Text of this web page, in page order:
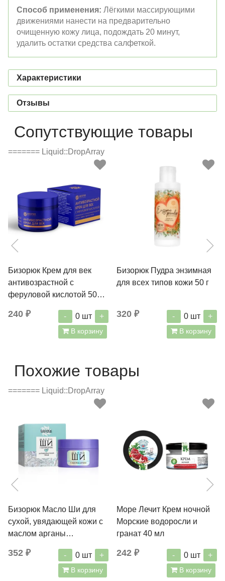
Способ применения: Лёгкими массирующими
движениями нанести на предварительно
очищенную кожу лица, подождать 20 минут,
удалить остатки средства салфеткой.
Характеристики
Отзывы
Сопутствующие товары
======= Liquid::DropArray
Бизорюк Крем для век
антивозрастной с
феруловой кислотой 50
240 ₽ - 0 шт +
В корзину
Бизорюк Пудра энзимная
для всех типов кожи 50 г
320 ₽ - 0 шт +
В корзину
Похожие товары
======= Liquid::DropArray
Бизорюк Масло Ши для
сухой, увядающей кожи с
маслом арганы
мл
352 ₽ - 0 шт +
В корзину
Море Лечит Крем ночной
Морские водоросли и
гранат 40 мл
242 ₽ - 0 шт +
В корзину